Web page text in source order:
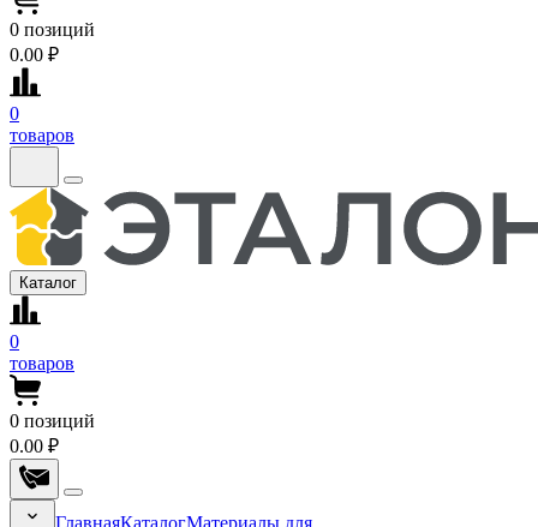
0 позиций
0.00 ₽
0
товаров
Каталог
0
товаров
0 позиций
0.00 ₽
ГлавнаяКаталогМатериалы для